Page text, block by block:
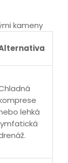
kameny
lehká